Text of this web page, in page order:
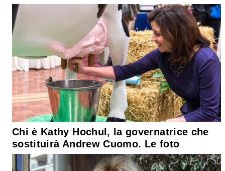
Chi è Kathy Hochul, la governatrice che
sostituirà Andrew Cuomo. Le foto